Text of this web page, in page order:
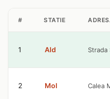
# STATIE
1 Ald Strada
2 Mol Calea